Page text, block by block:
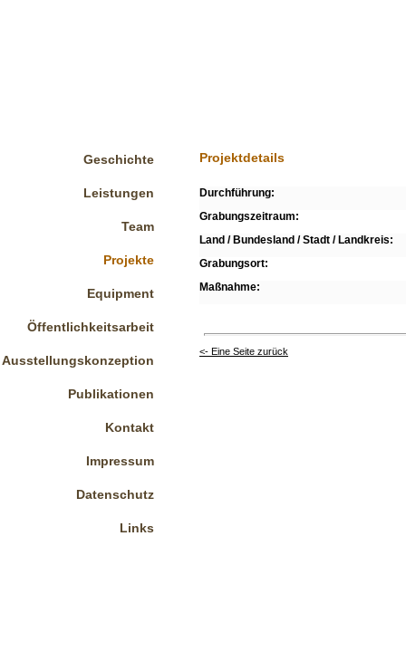
Geschichte
Leistungen
Team
Projekte
Equipment
Öffentlichkeitsarbeit
Ausstellungskonzeption
Publikationen
Kontakt
Impressum
Datenschutz
Links
Projektdetails
Durchführung:
Grabungszeitraum:
Land / Bundesland / Stadt / Landkreis:
Grabungsort:
Maßnahme:
<- Eine Seite zurück